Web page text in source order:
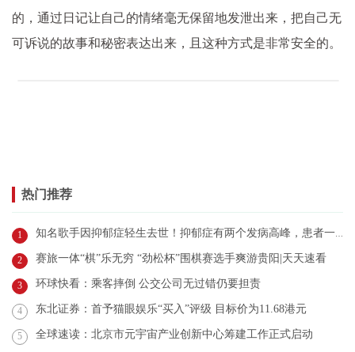
的，通过日记让自己的情绪毫无保留地发泄出来，把自己无
可诉说的故事和秘密表达出来，且这种方式是非常安全的。
热门推荐
1 知名歌手因抑郁症轻生去世！抑郁症有两个发病高峰，患者一多半都是女性
2 赛旅一体“棋”乐无穷 “劲松杯”围棋赛选手爽游贵阳|天天速看
3 环球快看：乘客摔倒 公交公司无过错仍要担责
4 东北证券：首予猫眼娱乐“买入”评级 目标价为11.68港元
5 全球速读：北京市元宇宙产业创新中心筹建工作正式启动